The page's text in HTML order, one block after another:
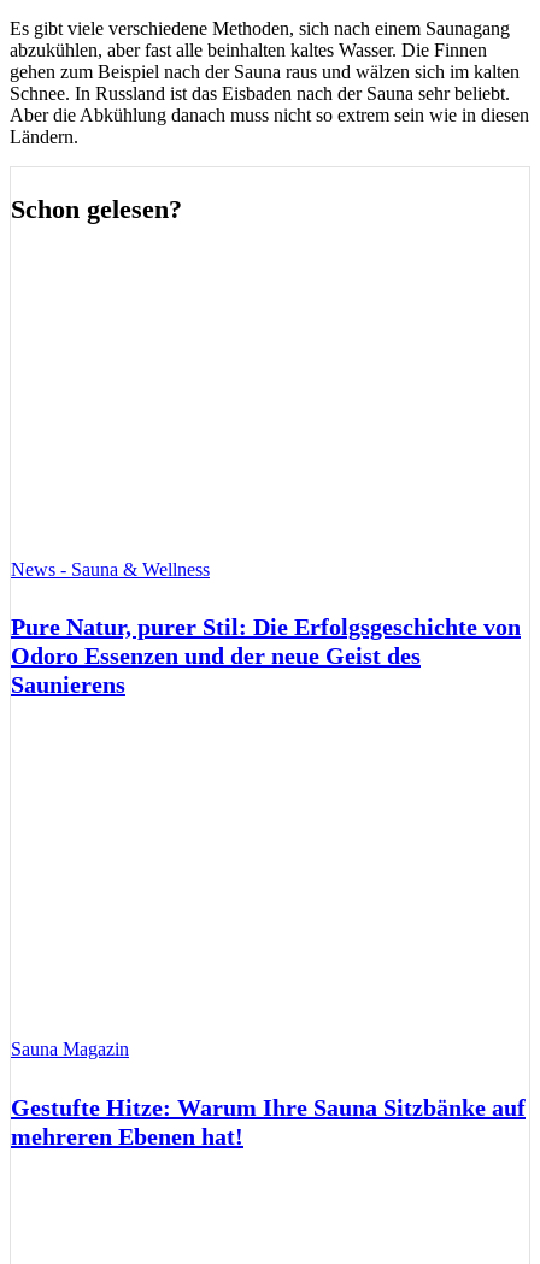
Es gibt viele verschiedene Methoden, sich nach einem Saunagang
abzukühlen, aber fast alle beinhalten kaltes Wasser. Die Finnen
gehen zum Beispiel nach der Sauna raus und wälzen sich im kalten
Schnee. In Russland ist das Eisbaden nach der Sauna sehr beliebt.
Aber die Abkühlung danach muss nicht so extrem sein wie in diesen
Ländern.
Schon gelesen?
News - Sauna & Wellness
Pure Natur, purer Stil: Die Erfolgsgeschichte von
Odoro Essenzen und der neue Geist des
Saunierens
Sauna Magazin
Gestufte Hitze: Warum Ihre Sauna Sitzbänke auf
mehreren Ebenen hat!